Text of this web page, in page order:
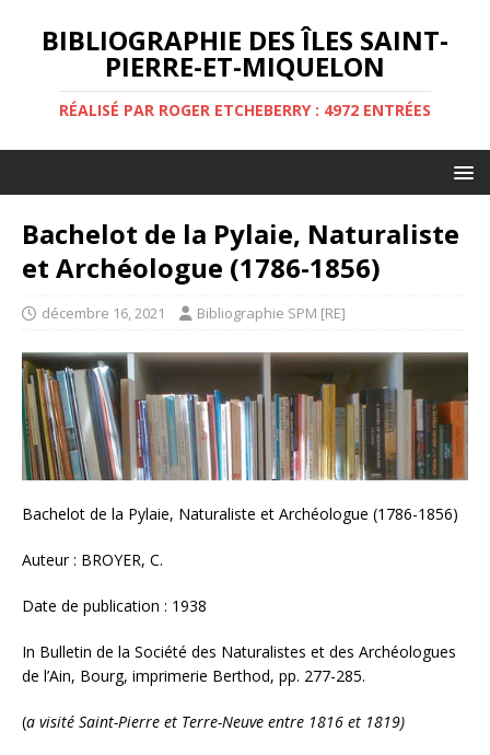
BIBLIOGRAPHIE DES ÎLES SAINT-
PIERRE-ET-MIQUELON
RÉALISÉ PAR ROGER ETCHEBERRY : 4972 ENTRÉES
Bachelot de la Pylaie, Naturaliste
et Archéologue (1786-1856)
décembre 16, 2021 Bibliographie SPM [RE]
Bachelot de la Pylaie, Naturaliste et Archéologue (1786-1856)
Auteur : BROYER, C.
Date de publication : 1938
In Bulletin de la Société des Naturalistes et des Archéologues
de l’Ain, Bourg, imprimerie Berthod, pp. 277-285.
(a visité Saint-Pierre et Terre-Neuve entre 1816 et 1819)